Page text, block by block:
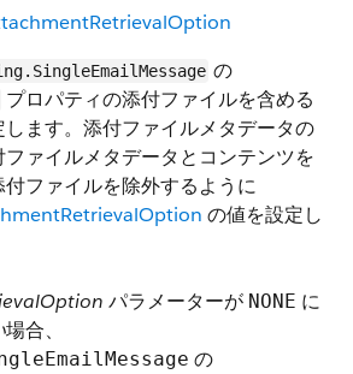
の
プロパティの添付ファイルを含める
ます。添付ファイルメタデータの
ァイルメタデータとコンテンツを
ファイルを除外するように
の値を設定し
パラメーターが NONE に
場合、
の